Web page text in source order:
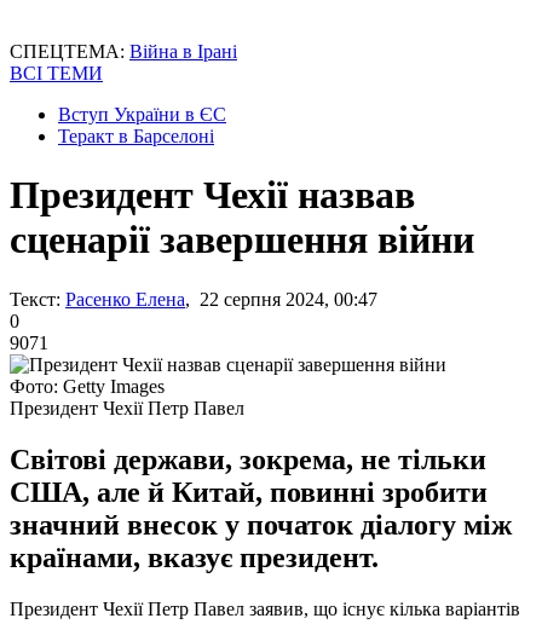
СПЕЦТЕМА: Війна в Ірані
ВСІ ТЕМИ
Вступ України в ЄС
Теракт в Барселоні
Президент Чехії назвав
сценарії завершення війни
Текст: Расенко Елена, 22 серпня 2024, 00:47
0
9071
Фото: Getty Images
Президент Чехії Петр Павел
Світові держави, зокрема, не тільки
США, але й Китай, повинні зробити
значний внесок у початок діалогу між
країнами, вказує президент.
Президент Чехії Петр Павел заявив, що існує кілька варіантів